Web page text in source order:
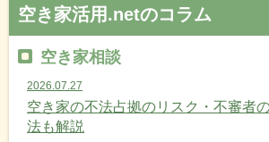
空き家活用.netのコラム
空き家相談
2026.07.27
空き家の不法占拠のリスク・不審者
法も解説